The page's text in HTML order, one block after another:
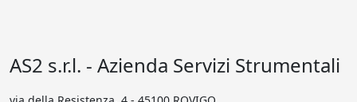
AS2 s.r.l. - Azienda Servizi Strumentali